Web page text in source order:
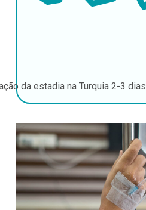
da estadia na Turquia 2-3 dias